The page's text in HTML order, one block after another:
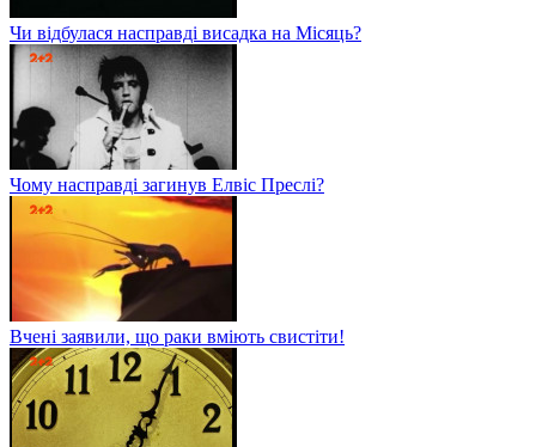
Чи відбулася насправді висадка на Місяць?
Чому насправді загинув Елвіс Преслі?
Вчені заявили, що раки вміють свистіти!